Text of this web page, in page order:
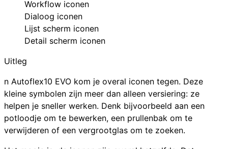
Workflow iconen
Dialoog iconen
Lijst scherm iconen
Detail scherm iconen
Uitleg
n Autoflex10 EVO kom je overal iconen tegen. Deze
kleine symbolen zijn meer dan alleen versiering: ze
helpen je sneller werken. Denk bijvoorbeeld aan een
potloodje om te bewerken, een prullenbak om te
verwijderen of een vergrootglas om te zoeken.